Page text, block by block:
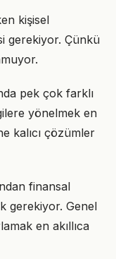
kişisel
gerekiyor. Çünkü
pek çok farklı
yönelmek en
kalıcı çözümler
finansal
gerekiyor. Genel
en akıllıca